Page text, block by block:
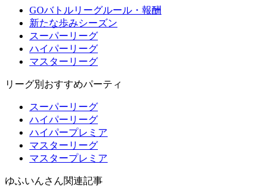
GOバトルリーグルール・報酬
新たな歩みシーズン
スーパーリーグ
ハイパーリーグ
マスターリーグ
リーグ別おすすめパーティ
スーパーリーグ
ハイパーリーグ
ハイパープレミア
マスターリーグ
マスタープレミア
ゆふいんさん関連記事